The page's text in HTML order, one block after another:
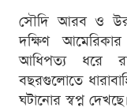
সৌদি আরব ও
দক্ষিণ
আধিপত্য ধরে
বছরগুলোতে
ঘটানোর স্বপ্ন দেখছে।